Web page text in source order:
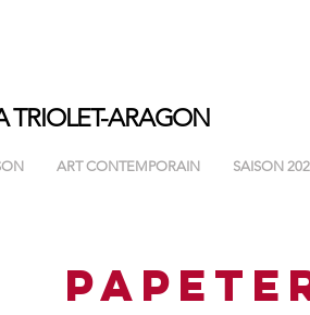
TRIOLET-ARAGON
ART CONTEMPORAIN SAISON